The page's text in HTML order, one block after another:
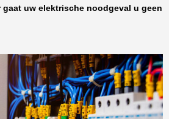
gaat uw elektrische noodgeval u geen